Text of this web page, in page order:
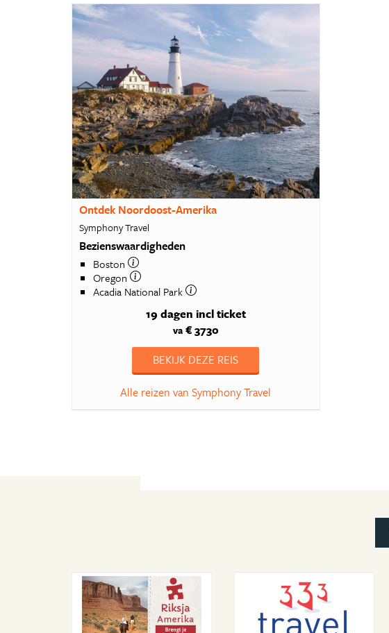
Ontdek Noordoost-Amerika
Symphony Travel
Bezienswaardigheden
Boston
Oregon
Acadia National Park
19 dagen incl ticket
va€ 3730
BEKIJK DEZE REIS
Alle reizen van Symphony Travel